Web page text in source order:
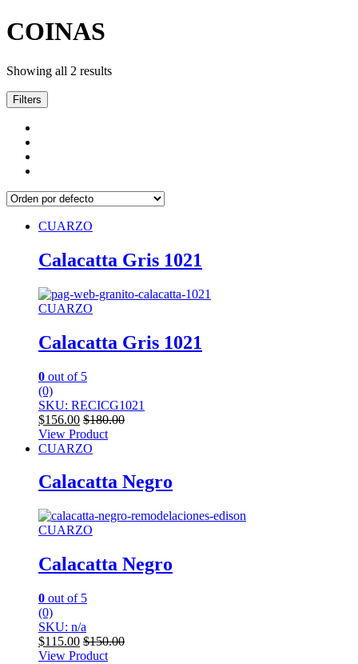
COINAS
Showing all 2 results
Filters
CUARZO
Calacatta Gris 1021
CUARZO
Calacatta Gris 1021
0 out of 5
(0)
SKU: RECICG1021
$156.00 $180.00
View Product
CUARZO
Calacatta Negro
CUARZO
Calacatta Negro
0 out of 5
(0)
SKU: n/a
$115.00 $150.00
View Product